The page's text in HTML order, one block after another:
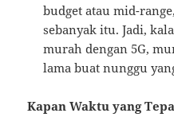
budget atau mid-
sebanyak itu. Jadi,
murah dengan 5G,
lama buat nunggu
Kapan Waktu yang